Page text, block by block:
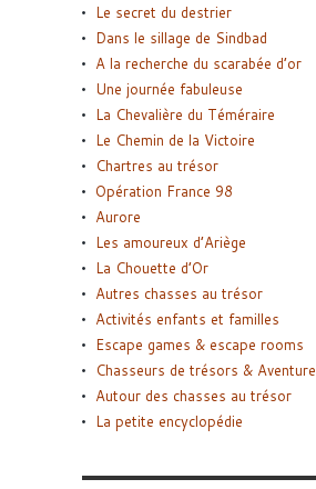
Le secret du destrier
Dans le sillage de Sindbad
A la recherche du scarabée d’or
Une journée fabuleuse
La Chevalière du Téméraire
Le Chemin de la Victoire
Chartres au trésor
Opération France 98
Aurore
Les amoureux d’Ariège
La Chouette d’Or
Autres chasses au trésor
Activités enfants et familles
Escape games & escape rooms
Chasseurs de trésors & Aventure
Autour des chasses au trésor
La petite encyclopédie